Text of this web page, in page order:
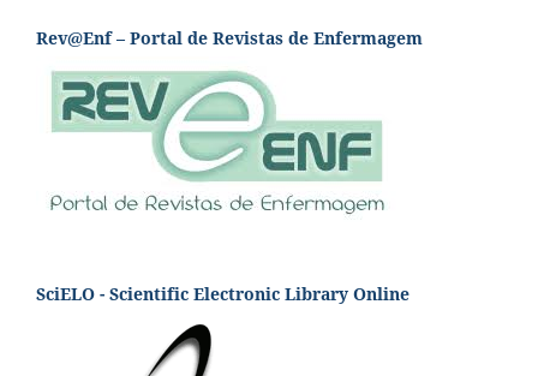
Rev@Enf – Portal de Revistas de Enfermagem
SciELO - Scientific Electronic Library Online